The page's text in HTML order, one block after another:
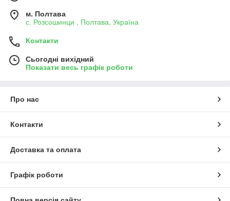
м. Полтава
с. Розсошинци , Полтава, Україна
Контакти
Сьогодні вихідний
Показати весь графік роботи
Про нас
Контакти
Доставка та оплата
Графік роботи